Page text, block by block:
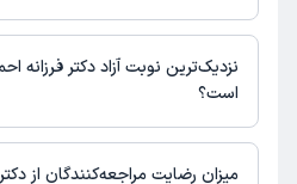
در حال حاضر اطلاعاتی درباره ارائه ویزیت
خطیری در دسترس نیست. برای دریافت
بگیرید.
نزدیک‌ترین نوبت آزاد دکتر
است؟
زمان نوبت‌دهی و پذیرش بیماران با
میزان رضایت مراجعه‌کنندگان از